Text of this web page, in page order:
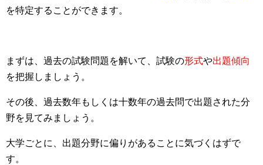
を特定することができます。
まずは、過去の試験問題を解いて、試験の形式や出題傾向
を把握しましょう。
その後、過去数年もしくは十数年の過去問で出題された分
野を見てみましょう。
大学ごとに、出題分野に偏りがあることに気づくはずで
す。